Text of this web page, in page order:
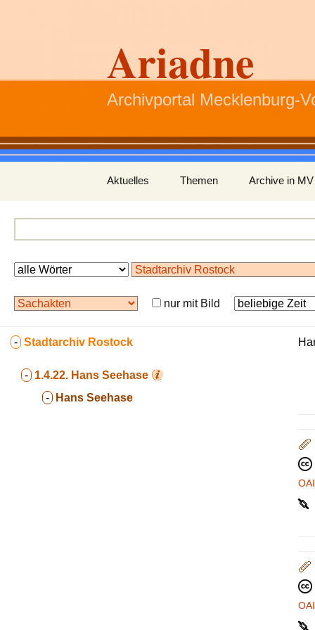
Ariadne
Archivportal Mecklenburg-
Inhalt
springen
Aktuelles Themen Archive in MV
nur mit Bild
- Stadtarchiv Rostock
- 1.4.22. Hans Seehase
- Hans Seehase